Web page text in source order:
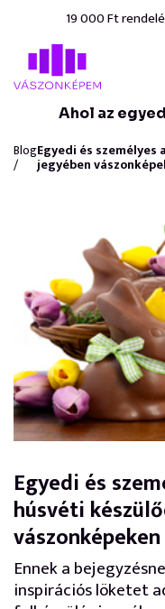
19 000 Ft
Ahol az
Blog
/
Egyedi és
jegyében
Egyedi és
húsvéti
vászonképeken
Ennek a
inspirációs löketet